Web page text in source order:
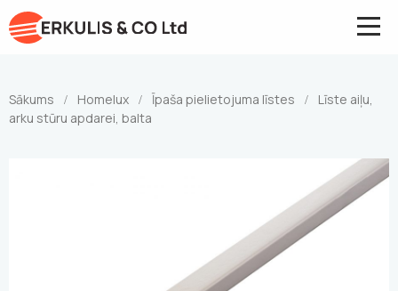
Sākums / Homelux / Īpaša pielietojuma līstes /
Līste aiļu,
arku stūru apdarei, balta